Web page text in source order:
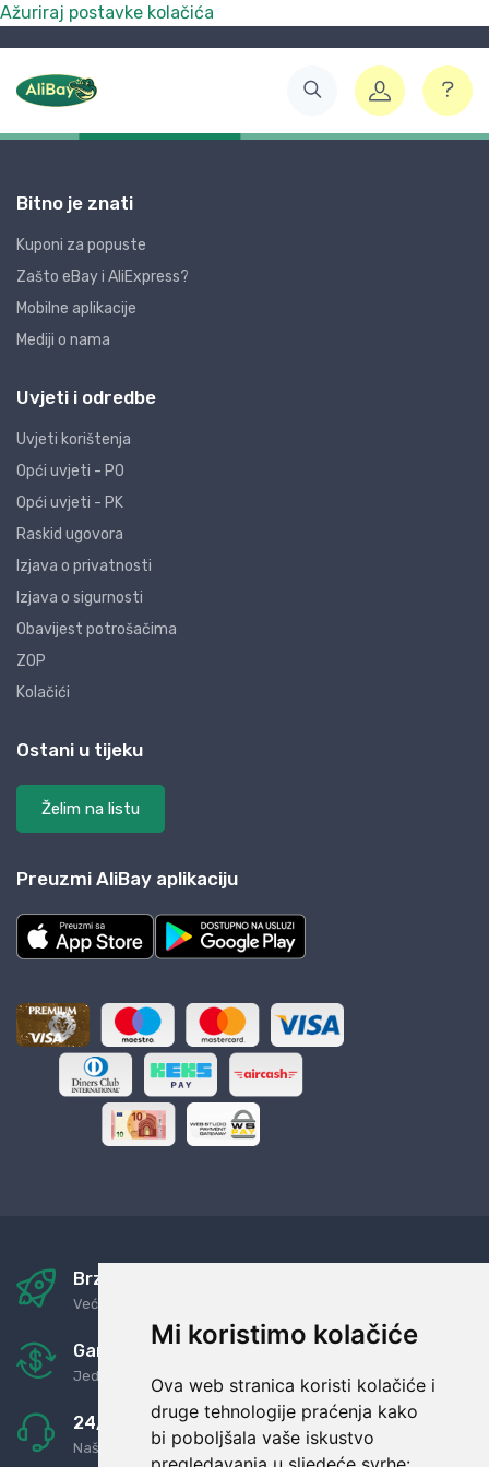
Mi koristimo kolačiće
Ova web stranica koristi kolačiće i
druge tehnologije praćenja kako
bi poboljšala vaše iskustvo
Ažuriraj postavke kolačića
Bitno je znati
Kuponi za popuste
Zašto eBay i AliExpress?
Mobilne aplikacije
Mediji o nama
Uvjeti i odredbe
Uvjeti korištenja
Opći uvjeti - PO
Opći uvjeti - PK
Raskid ugovora
Izjava o privatnosti
Izjava o sigurnosti
Obavijest potrošačima
ZOP
Kolačići
Ostani u tijeku
Želim na listu
Preuzmi AliBay aplikaciju
Brza i sigurna dostava
Već za nekoliko dana kod vas
Garancija u povrat novaca
Jednostavno pravilo: Roba za novac
24/7 odlična podrška
Naši agenti uvijek na raspolaganju